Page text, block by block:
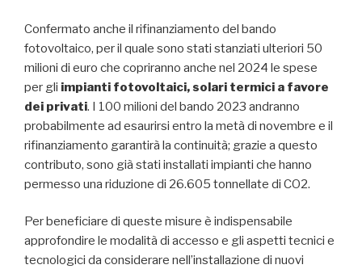
Confermato anche il rifinanziamento del bando
fotovoltaico, per il quale sono stati stanziati ulteriori 50
milioni di euro che copriranno anche nel 2024 le spese
per gli impianti fotovoltaici, solari termici a favore
dei privati. I 100 milioni del bando 2023 andranno
probabilmente ad esaurirsi entro la metà di novembre e il
rifinanziamento garantirà la continuità; grazie a questo
contributo, sono già stati installati impianti che hanno
permesso una riduzione di 26.605 tonnellate di CO2.
Per beneficiare di queste misure è indispensabile
approfondire le modalità di accesso e gli aspetti tecnici e
tecnologici da considerare nell’installazione di nuovi